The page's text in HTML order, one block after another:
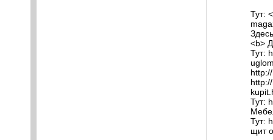
Тут:
<b>
Тут:
Тут:
Тут:
щит